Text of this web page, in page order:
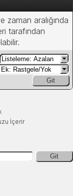
zaman aralığında
tarafından
Git
İçerir
Git